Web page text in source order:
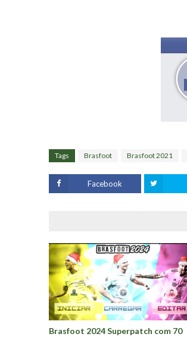
Tags Brasfoot Brasfoot 2021
Facebook
Brasfoot 2024 Superpatch com 70